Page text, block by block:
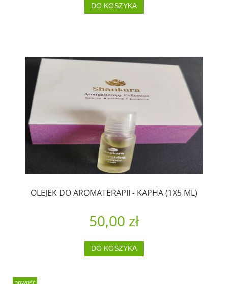
DO KOSZYKA
OLEJEK DO AROMATERAPII - KAPHA (1X5 ML)
50,00 zł
DO KOSZYKA
nowość